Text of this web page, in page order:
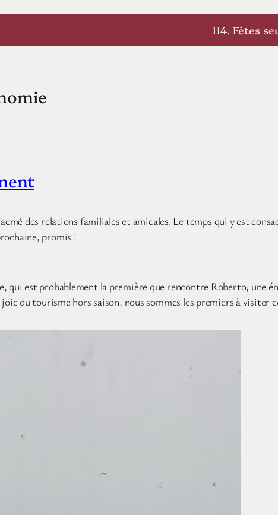
114. Fêtes
des relations familiales et amicales. Le temps qui y est
promis !
qui est probablement la première que rencontre Roberto, une
joie du tourisme hors saison, nous sommes les premiers à visiter